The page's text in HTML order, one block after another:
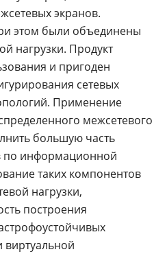
экранов.
этом были объединены
нагрузки. Продукт
и пригоден
сетевых
Применение
межсетевого
большую часть
по информационной
таких компонентов
нагрузки,
построения
виртуальной